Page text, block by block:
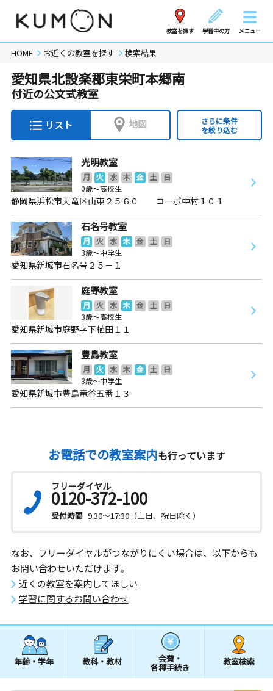
教室を探す 学習中の方 メニュー
HOME お近くの教室を探す 検索結果
愛知県北設楽郡東栄町本郷南
付近の公文式教室
リスト 地図
さらに条件
を絞り込む
光明教室
月 火 水 木 金 土
日
0歳～高校生
静岡県浜松市天竜区山東２５６０ コーポ中村１０１
石名号教室
月 火 水 木 金 土
日
3歳～中学生
愛知県新城市石名号２５－１
庭野教室
月 火 水 木 金 土
日
3歳～高校生
愛知県新城市庭野字下植田１１
豊島教室
月 火 水 木 金 土
日
3歳～中学生
愛知県新城市豊島竜谷五番１３
お電話での教室案内も行っています
フリーダイヤル
0120-372-100
受付時間 9:30～17:30（土日、祝日除く）
なお、フリーダイヤルがつながりにくい場合は、以下からも
お問い合わせいただけます。
近くの教室を案内してほしい
学習に関するお問い合わせ
年齢・学年 教科・教材 会費・
各種手続き
教室検索